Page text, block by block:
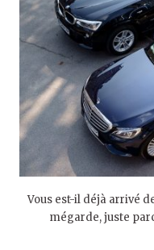
Vous est-il déjà arrivé
mégarde, juste